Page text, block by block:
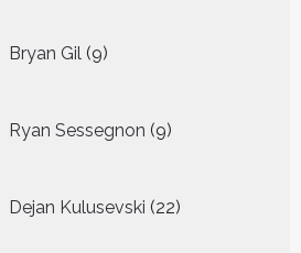
Bryan Gil 9
producten
Ryan Sessegnon 9
producten
Dejan Kulusevski 22
producten